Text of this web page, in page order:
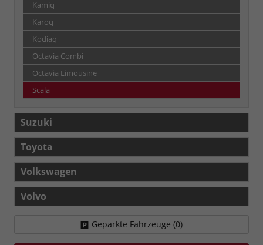
Kamiq
Karoq
Kodiaq
Octavia Combi
Octavia Limousine
Scala
Suzuki
Toyota
Volkswagen
Volvo
Geparkte Fahrzeuge (0)